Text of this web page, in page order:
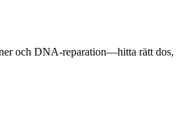
och DNA-reparation—hitta rätt dos,